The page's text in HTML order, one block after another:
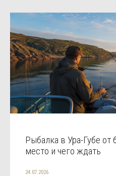
Рыбалка в Ура-Губе от
место и чего ждать
24.07.2026